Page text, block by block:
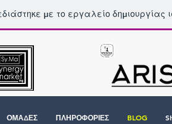
με το εργαλείο δημιουργίας
ΟΜΑΔΕΣ ΠΛΗΡΟΦΟΡΙΕΣ BLOG